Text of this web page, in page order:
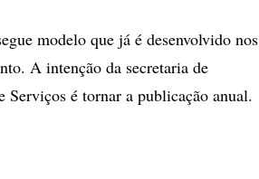
modelo que já é desenvolvido nos
A intenção da secretaria de
é tornar a publicação anual.